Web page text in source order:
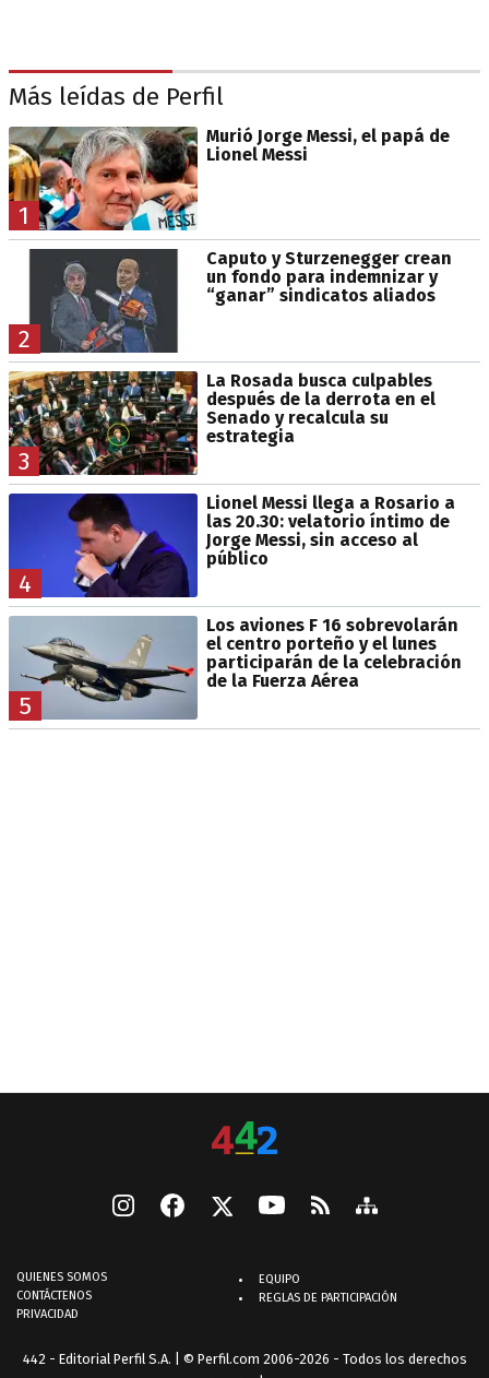
Más leídas de Perfil
1
Murió Jorge Messi, el papá de
Lionel Messi
2
Caputo y Sturzenegger crean
un fondo para indemnizar y
“ganar” sindicatos aliados
3
La Rosada busca culpables
después de la derrota en el
Senado y recalcula su
estrategia
4
Lionel Messi llega a Rosario a
las 20.30: velatorio íntimo de
Jorge Messi, sin acceso al
público
5
Los aviones F 16 sobrevolarán
el centro porteño y el lunes
participarán de la celebración
de la Fuerza Aérea
QUIENES SOMOS
CONTÁCTENOS
PRIVACIDAD
EQUIPO
REGLAS DE PARTICIPACIÓN
442 - Editorial Perfil S.A. | © Perfil.com 2006-2026 - Todos los derechos